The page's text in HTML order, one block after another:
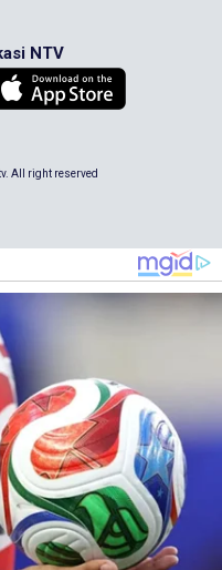
NTV
All right reserved